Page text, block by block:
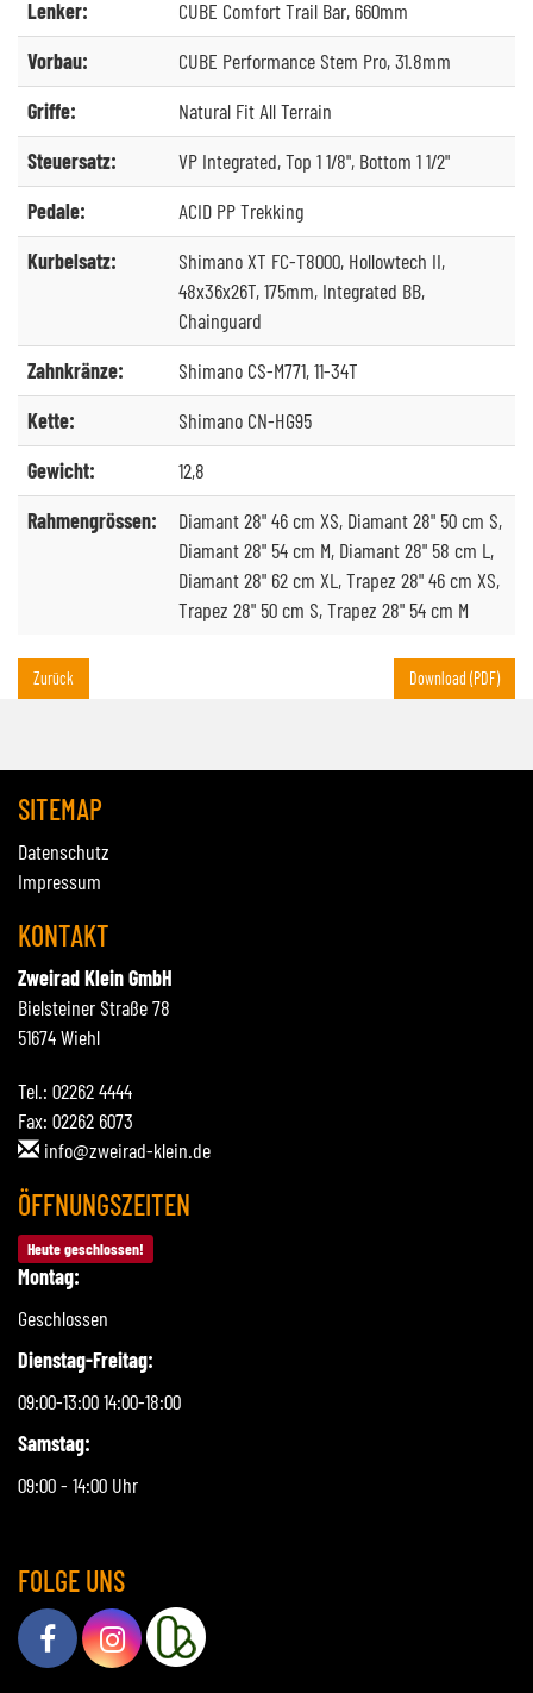
Lenker:
CUBE Comfort Trail Bar, 660mm
Vorbau:
CUBE Performance Stem Pro, 31.8mm
Griffe:
Natural Fit All Terrain
Steuersatz:
VP Integrated, Top 1 1/8", Bottom 1 1/2"
Pedale:
ACID PP Trekking
Kurbelsatz:
Shimano XT FC-T8000, Hollowtech II,
48x36x26T, 175mm, Integrated BB,
Chainguard
Zahnkränze:
Shimano CS-M771, 11-34T
Kette:
Shimano CN-HG95
Gewicht:
12,8
Rahmengrössen:
Diamant 28" 46 cm XS, Diamant 28" 50 cm S,
Diamant 28" 54 cm M, Diamant 28" 58 cm L,
Diamant 28" 62 cm XL, Trapez 28" 46 cm XS,
Trapez 28" 50 cm S, Trapez 28" 54 cm M
Zurück Download (PDF)
SITEMAP
Datenschutz
Impressum
KONTAKT
Zweirad Klein GmbH
Bielsteiner Straße 78
51674 Wiehl
Tel.: 02262 4444
Fax: 02262 6073
info@zweirad-klein.de
ÖFFNUNGSZEITEN
Heute geschlossen!
Montag:
Geschlossen
Dienstag-Freitag:
09:00-13:00 14:00-18:00
Samstag:
09:00 - 14:00 Uhr
FOLGE UNS